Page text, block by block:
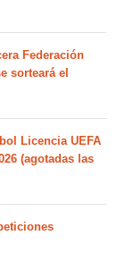
Federación
sorteará el
Licencia UEFA
(agotadas las